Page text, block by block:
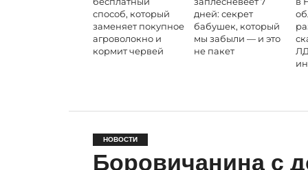
способ, который
заменяет покупное
агроволокно и
кормит червей
дней: секрет
бабушек, который
мы забыли — и это
не пакет
НОВОСТИ
Боровичанина с